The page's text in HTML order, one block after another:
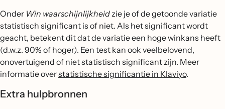
Onder Win waarschijnlijkheidzie je of de getoonde variatie
statistisch significant is of niet. Als het significant wordt
geacht, betekent dit dat de variatie een hoge winkans heeft
(d.w.z. 90% of hoger). Een test kan ook veelbelovend,
onovertuigend of niet statistisch significant zijn. Meer
informatie overstatistische significantie in Klaviyo.
Extra hulpbronnen